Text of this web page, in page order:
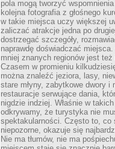
pola mogą tworzyć
kolejna fotografia z głośnego
w takie miejsca uczy większej
zaliczać atrakcje jedna po
dostrzegać szczegóły,
naprawdę doświadczać
mniej znanych regionów jest
Czasem w promieniu
można znaleźć jeziora, lasy,
stare młyny, zabytkowe dwory i
restauracje serwujące dania,
nigdzie indziej. Właśnie w
odkrywamy, że turystyka nie
spektakularności. Często to, co
niepozorne, okazuje się
Nie ma tłumów, nie ma